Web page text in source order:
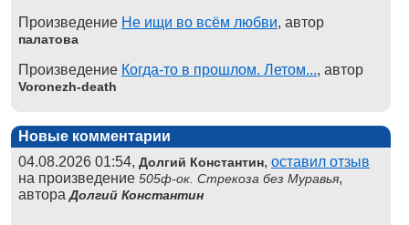
Произведение Не ищи во всём любви, автор
палатова
Произведение Когда-то в прошлом. Летом..., автор
Voronezh-death
Новые комментарии
04.08.2026 01:54, Долгий Константин, оставил отзыв
на произведение 505ф-ок. Стрекоза без Муравья,
автораДолгий Константин